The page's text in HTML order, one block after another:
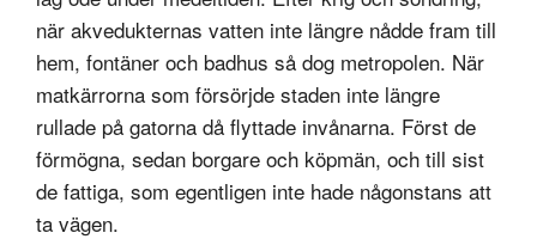
när akvedukternas vatten inte längre nådde fram till
hem, fontäner och badhus så dog metropolen. När
matkärrorna som försörjde staden inte längre
rullade på gatorna då flyttade invånarna. Först de
förmögna, sedan borgare och köpmän, och till sist
de fattiga, som egentligen inte hade någonstans att
ta vägen.